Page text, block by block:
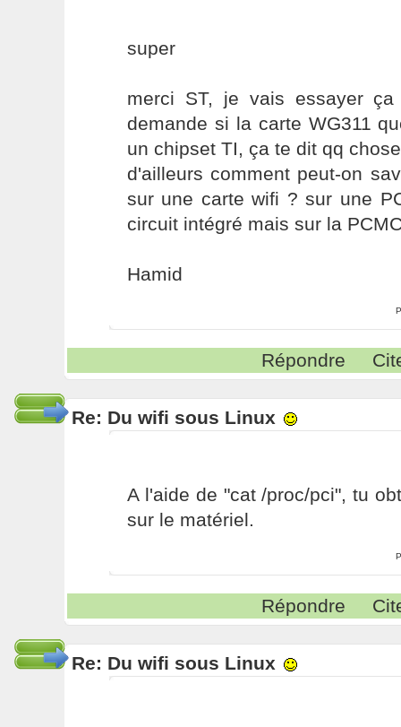
super
merci ST, je vais essayer
demande si la carte WG311
un chipset TI, ça te dit qq
d'ailleurs comment peut-on
sur une carte wifi ? sur une
circuit intégré mais sur la
Hamid
Répondre
Re: Du wifi sous Linux
A l'aide de "cat /proc/pci", tu
sur le matériel.
Répondre
Re: Du wifi sous Linux